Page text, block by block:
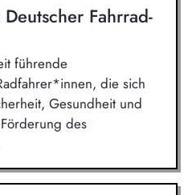
Fahrrad-
führende
die sich
Gesundheit und
des